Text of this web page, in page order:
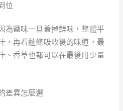
位
為鹽味一旦蓋掉鮮味，整體平
，再看麵條吸收後的味道，最
、香草也都可以在最後用少量
差異怎麼選